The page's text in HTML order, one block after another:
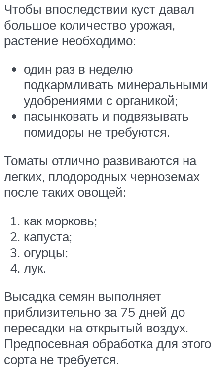
Чтобы впоследствии куст давал
большое количество урожая,
растение необходимо:
один раз в неделю
подкармливать минеральными
удобрениями с органикой;
пасынковать и подвязывать
помидоры не требуются.
Томаты отлично развиваются на
легких, плодородных черноземах
после таких овощей:
как морковь;
капуста;
огурцы;
лук.
Высадка семян выполняет
приблизительно за 75 дней до
пересадки на открытый воздух.
Предпосевная обработка для этого
сорта не требуется.